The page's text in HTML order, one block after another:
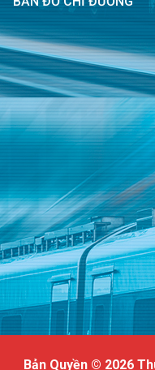
Bản Quyền © 2026